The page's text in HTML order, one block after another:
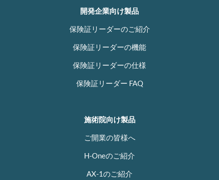
開発企業向け製品
保険証リーダーのご紹介
保険証リーダーの機能
保険証リーダーの仕様
保険証リーダー FAQ
施術院向け製品
ご開業の皆様へ
H-Oneのご紹介
AX-1のご紹介